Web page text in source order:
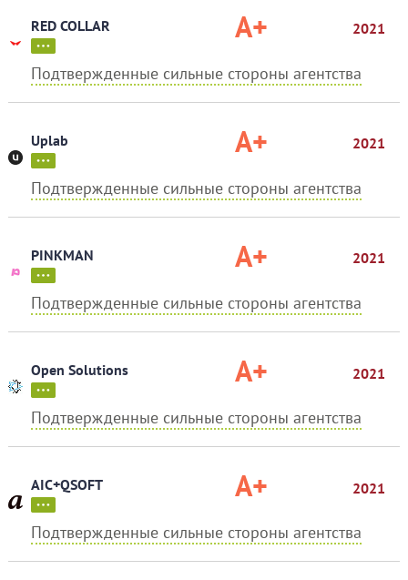
RED COLLAR A+ 2021
Подтвержденные сильные стороны агентства
Uplab A+ 2021
Подтвержденные сильные стороны агентства
PINKMAN A+ 2021
Подтвержденные сильные стороны агентства
Open Solutions A+ 2021
Подтвержденные сильные стороны агентства
AIC+QSOFT A+ 2021
Подтвержденные сильные стороны агентства